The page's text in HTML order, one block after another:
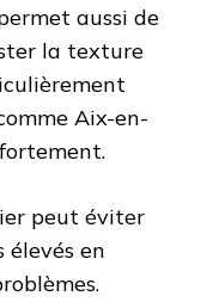
aussi de
la texture
Aix-en-
peut éviter
élevés en